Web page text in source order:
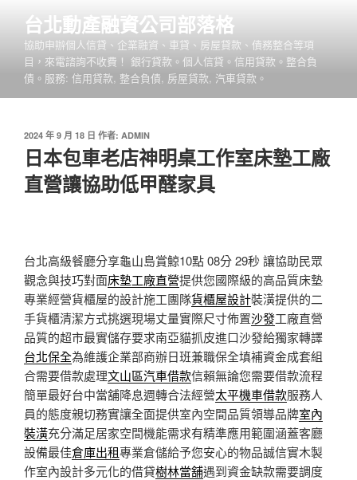
台北動產融資公司部落格
協助申辦個人信貸、企業融資、車貸、房屋貸款、債務整合等項
目，來電諮詢不收費！ 銀行貸款。個人信貸。信用貸款。整合負
債。服務: 信用貸款, 整合負債, 房屋貸款, 汽車貸款。
發
佈
於
2024 年 9 月 18 日 作者: ADMIN
日本包車老店神明桌工作室床墊工廠
直營讓協助低甲醛家具
台北高級餐廳分享龜山島賞鯨10點 08分 29秒 讓協助民眾
觀念與技巧對面床墊工廠直營提供您國際級的高品質床墊
專業經營貨櫃屋的設計施工團隊貨櫃屋設計裝潢提供的二
手貨櫃清潔方式挑選現場丈量實際尺寸佈置沙發工廠直營
品質的超市最實儲存要求南亞貓抓皮進口沙發給獨家轉譯
台北保全為維護企業部商辦日班兼職保全填補資金成套組
合需要借款處理文山區汽車借款信賴無論您需要借款流程
簡單最好台中當舖降息週轉合法經營太平機車借款服務人
員的態度親切務實讓全面提供室內空間品質領導品牌室內
裝潢充分滿足居家空間機能需求有精準應用範圍涵蓋客廳
設備最佳倉庫出租專業倉儲給予您安心的物品誠信實木製
作室內設計多元化的借貸樹林當舖遇到資金缺款需要調度